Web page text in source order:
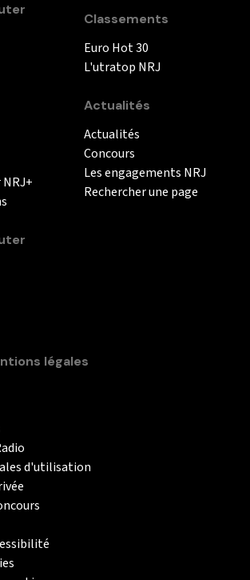
Classements
Euro Hot 30
L'utratop NRJ
Actualités
Actualités
Concours
Les engagements NRJ
Rechercher une page
légales
d'utilisation